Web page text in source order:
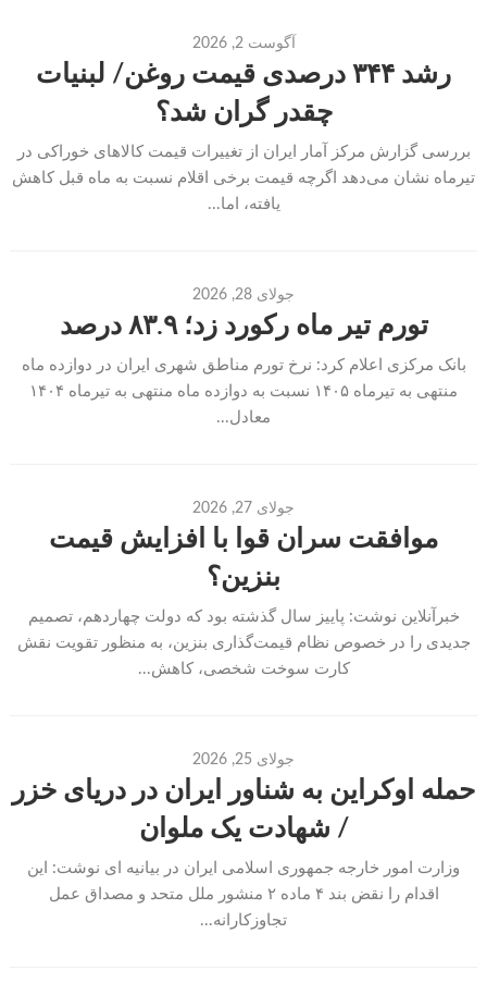
آگوست 2, 2026
رشد ۳۴۴ درصدی قیمت روغن/ لبنیات
چقدر گران شد؟
بررسی گزارش مرکز آمار ایران از تغییرات قیمت کالا‌های خوراکی در
تیرماه نشان می‌دهد اگرچه قیمت برخی اقلام نسبت به ماه قبل کاهش
یافته، اما...
جولای 28, 2026
تورم تیر ماه رکورد زد؛ ۸۳.۹ درصد
بانک مرکزی اعلام کرد: نرخ تورم مناطق شهری ایران در دوازده ماه
منتهی به تیرماه ۱۴۰۵ نسبت به دوازده ماه منتهی به تیر‌ماه ۱۴۰۴
معادل...
جولای 27, 2026
موافقت سران قوا با افزایش قیمت
بنزین؟
خبرآنلاین نوشت: پاییز سال گذشته بود که دولت چهاردهم، تصمیم
جدیدی را در خصوص نظام قیمت‌گذاری بنزین، به منظور تقویت نقش
کارت سوخت شخصی، کاهش...
جولای 25, 2026
حمله اوکراین به شناور ایران در دریای خزر
/ شهادت یک ملوان
وزارت امور خارجه جمهوری اسلامی ایران در بیانیه ای نوشت: این
اقدام را نقض بند ۴ ماده ۲ منشور ملل متحد و مصداق عمل
تجاوزکارانه...